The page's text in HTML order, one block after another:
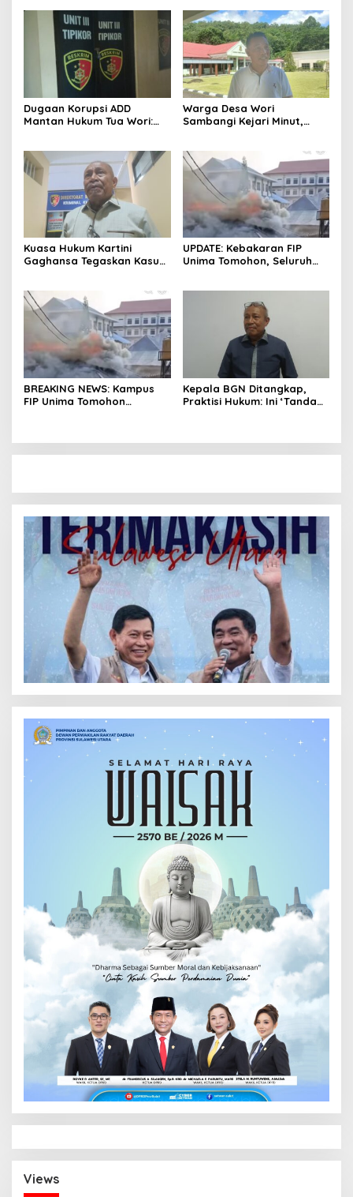
Dugaan Korupsi ADD
Mantan Hukum Tua Wori:
Warga Desa Wori
Sambangi Kejari Minut,
Dana Desa
Kuasa Hukum Kartini
Gaghansa Tegaskan Kasus
UPDATE: Kebakaran FIP
Unima Tomohon, Seluruh
BREAKING NEWS: Kampus
FIP Unima Tomohon
Kepala BGN Ditangkap,
Praktisi Hukum: Ini ‘Tanda
Views